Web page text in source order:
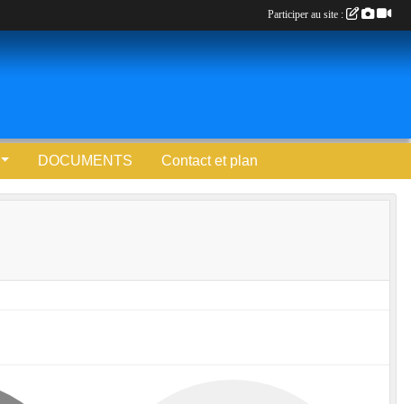
DOCUMENTS Contact et plan
Participer au site :